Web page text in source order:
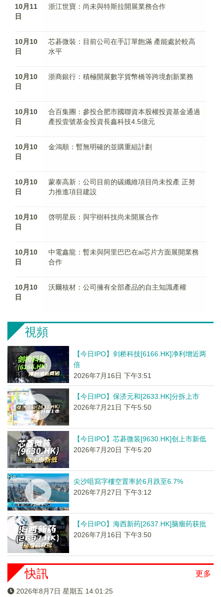
10月11
日
浙江世寶：尚未與特斯拉開展業務合作
10月10
日
芯碁微裝：目前公司在手訂單飽滿 產能處於較高
水平
10月10
日
浙商銀行：積極開展數字貨幣橋等跨境創新業務
10月10
日
合百集團：參投合肥市國聯資本股權投資基金通過
產投壹號基金投資長鑫科技4.5億元
10月10
日
金鴻順：暫無明確的並購重組計劃
10月10
日
蒙泰高新：公司目前的碳纖維項目尚未投產 正努
力推進項目建設
10月10
日
啓明星辰：與宇樹科技尚未開展合作
10月10
日
中電鑫龍：暫未與阿里巴巴在ai芯片方面展開業務
合作
10月10
日
沃爾核材：公司擁有全部產品的自主知識產權
視頻
【今日IPO】剑桥科技[6166.HK]净利增近两
倍
2026年7月16日 下午3:51
【今日IPO】保济元和[2633.HK]分拆上市
2026年7月21日 下午5:50
【今日IPO】芯碁微装[9630.HK]创上市新低
2026年7月20日 下午5:20
尖沙咀寫字樓空置率於6月跌至6.7%
2026年7月27日 下午3:12
【今日IPO】海西新药[2637.HK]脑瘤药获批
2026年7月16日 下午3:50
更多
快訊
2026年8月7日 星期五 14:01:26